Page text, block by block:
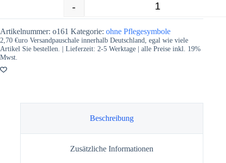
50 St. Textiletiketten 90% Baumwolle
-
Artikelnummer: o161 Kategorie: ohne Pflegesymbole
2,70 €uro Versandpauschale innerhalb Deutschland, egal wie viele
Artikel Sie bestellen. | Lieferzeit: 2-5 Werktage | alle Preise inkl. 19%
Mwst.
Beschreibung
Zusätzliche Informationen